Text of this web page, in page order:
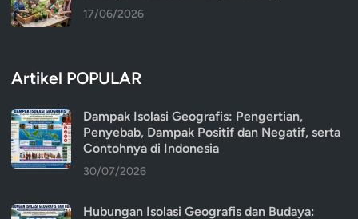
17/06/2026
Artikel POPULAR
Dampak Isolasi Geografis: Pengertian,
Penyebab, Dampak Positif dan Negatif, serta
Contohnya di Indonesia
30/07/2026
Hubungan Isolasi Geografis dan Budaya: